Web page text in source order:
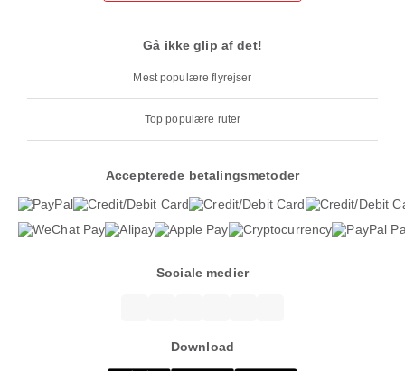
Gå ikke glip af det!
Mest populære flyrejser
Top populære ruter
Accepterede betalingsmetoder
Sociale medier
Download